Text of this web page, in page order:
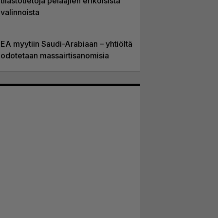
valinnoista
EA myytiin Saudi-Arabiaan – yhtiöltä
odotetaan massairtisanomisia